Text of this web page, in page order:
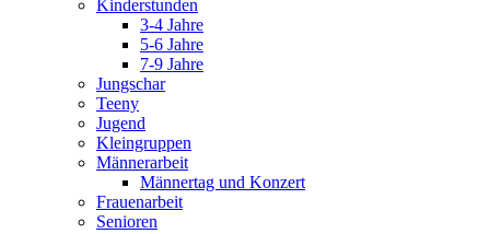
Kinderstunden
3-4 Jahre
5-6 Jahre
7-9 Jahre
Jungschar
Teeny
Jugend
Kleingruppen
Männerarbeit
Männertag und Konzert
Frauenarbeit
Senioren